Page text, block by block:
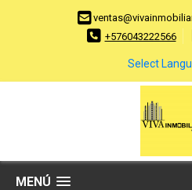
+576043222566
Select
MENÚ